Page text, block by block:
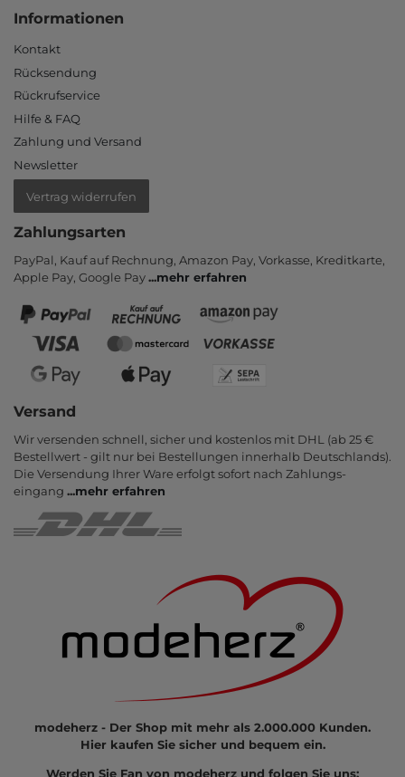
Informationen
Kontakt
Rücksendung
Rückrufservice
Hilfe & FAQ
Zahlung und Versand
Newsletter
Vertrag widerrufen
Zahlungsarten
PayPal, Kauf auf Rechnung, Amazon Pay, Vor­kasse, Kredit­karte,
Apple Pay, Google Pay...mehr erfahren
Versand
Wir versenden schnell, sicher und kostenlos mit DHL (ab 25 €
Bestell­wert - gilt nur bei Bestel­lungen inner­halb Deutsch­lands).
Die Ver­sendung Ihrer Ware er­folgt sofort nach Zahlungs­
eingang ...mehr erfahren
modeherz - Der Shop mit mehr als 2.000.000 Kunden.
Hier kaufen Sie sicher und bequem ein.
Werden Sie Fan von modeherz und folgen Sie uns: